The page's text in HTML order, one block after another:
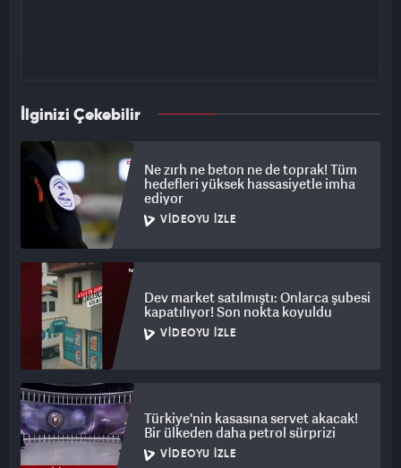
İlginizi Çekebilir
Ne zırh ne beton ne de toprak! Tüm
hedefleri yüksek hassasiyetle imha
ediyor
VIDEOYU İZLE
Dev market satılmıştı: Onlarca şubesi
kapatılıyor! Son nokta koyuldu
VIDEOYU İZLE
Türkiye'nin kasasına servet akacak!
Bir ülkeden daha petrol sürprizi
VIDEOYU İZLE